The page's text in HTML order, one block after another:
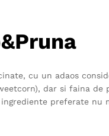
cu un adaos
dar si faina de
ingrediente preferate nu